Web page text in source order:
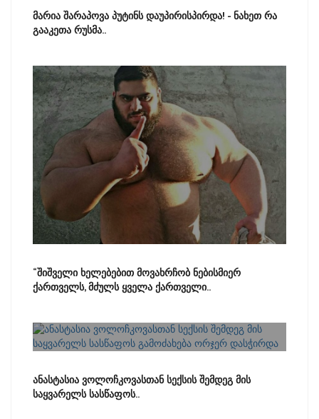
მარია შარაპოვა პუტინს დაუპირისპირდა! - ნახეთ რა
გააკეთა რუსმა..
“შიშველი ხელებებით მოვახრჩობ ნებისმიერ
ქართველს, მძულს ყველა ქართველი..
ანასტასია ვოლოჩკოვასთან სექსის შემდეგ მის
საყვარელს სასწაფოს..